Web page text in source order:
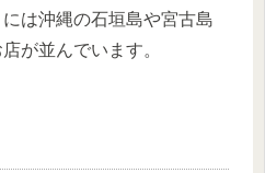
には沖縄の石垣島や宮古島
が並んでいます。